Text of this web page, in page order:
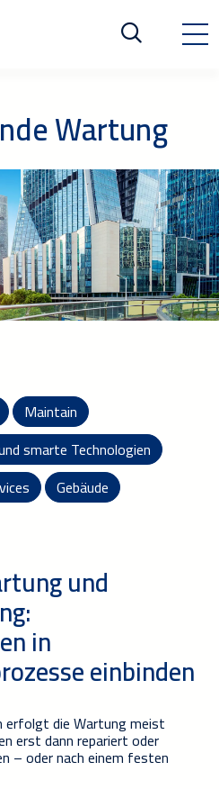
Wartung
Maintain
smarte Technologien
Gebäude
und
in
einbinden
erfolgt die Wartung meist
erstdannrepariert oder
–oder nach einem festen